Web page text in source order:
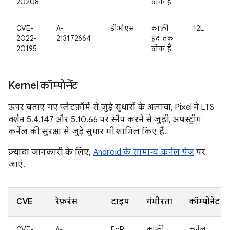
CVE-
2022-
20195
A-
213172664
डीओएस
काफ़ी
हद तक
ठीक है
12L
Kernel कॉम्पोनेंट
ऊपर बताए गए प्लैटफ़ॉर्म से जुड़े सुधारों के अलावा, Pixel ने LTS
वर्शन 5.4.147 और 5.10.66 पर स्नैप करने से जुड़ी, अपस्ट्रीम
कर्नेल की सुरक्षा से जुड़े सुधार भी शामिल किए हैं.
ज़्यादा जानकारी के लिए, Android के सामान्य कर्नेल पेज पर
जाएं.
CVE रेफ़रंस टाइप गंभीरता कॉम्पोनेंट